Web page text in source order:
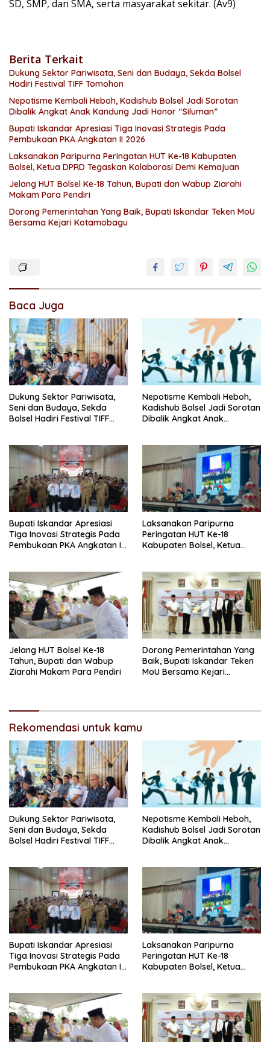
SD, SMP, dan SMA, serta masyarakat sekitar. (Av9)
Berita Terkait
Dukung Sektor Pariwisata, Seni dan Budaya, Sekda Bolsel
Hadiri Festival TIFF Tomohon
Nepotisme Kembali Heboh, Kadishub Bolsel Jadi Sorotan
Dibalik Angkat Anak Kandung Jadi Honor “Siluman”
Bupati Iskandar Apresiasi Tiga Inovasi Strategis Pada
Pembukaan PKA Angkatan II 2026
Laksanakan Paripurna Peringatan HUT Ke-18 Kabupaten
Bolsel, Ketua DPRD Tegaskan Kolaborasi Demi Kemajuan
Jelang HUT Bolsel Ke-18 Tahun, Bupati dan Wabup Ziarahi
Makam Para Pendiri
Dorong Pemerintahan Yang Baik, Bupati Iskandar Teken MoU
Bersama Kejari Kotamobagu
Baca Juga
Dukung Sektor Pariwisata,
Seni dan Budaya, Sekda
Bolsel Hadiri Festival TIFF
Nepotisme Kembali Heboh,
Kadishub Bolsel Jadi Sorotan
Dibalik Angkat Anak
Bupati Iskandar Apresiasi
Tiga Inovasi Strategis Pada
Pembukaan PKA Angkatan II
Laksanakan Paripurna
Peringatan HUT Ke-18
Kabupaten Bolsel, Ketua
Jelang HUT Bolsel Ke-18
Tahun, Bupati dan Wabup
Ziarahi Makam Para Pendiri
Dorong Pemerintahan Yang
Baik, Bupati Iskandar Teken
MoU Bersama Kejari
Rekomendasi untuk kamu
Dukung Sektor Pariwisata,
Seni dan Budaya, Sekda
Bolsel Hadiri Festival TIFF
Nepotisme Kembali Heboh,
Kadishub Bolsel Jadi Sorotan
Dibalik Angkat Anak
Bupati Iskandar Apresiasi
Tiga Inovasi Strategis Pada
Pembukaan PKA Angkatan II
Laksanakan Paripurna
Peringatan HUT Ke-18
Kabupaten Bolsel, Ketua